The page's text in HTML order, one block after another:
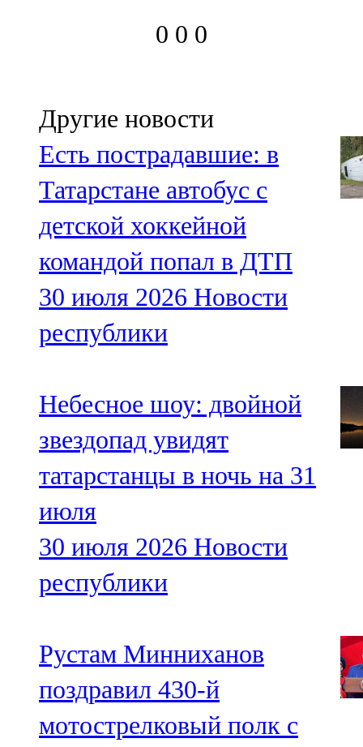
0 0 0
Другие новости
Есть пострадавшие: в
Татарстане автобус с
детской хоккейной
командой попал в ДТП
30 июля 2026 Новости
республики
Небесное шоу: двойной
звездопад увидят
татарстанцы в ночь на 31
июля
30 июля 2026 Новости
республики
Рустам Минниханов
поздравил 430-й
мотострелковый полк с